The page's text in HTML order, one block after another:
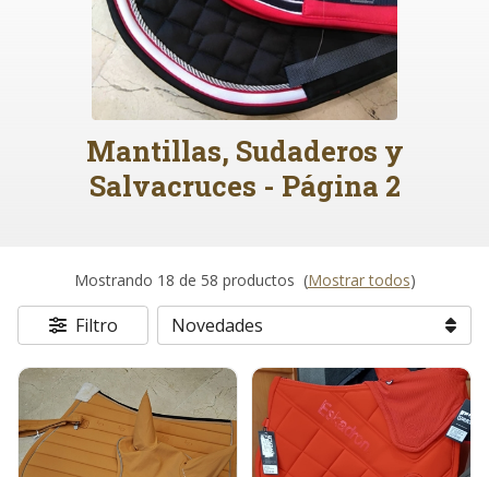
Mantillas, Sudaderos y
Salvacruces - Página 2
Mostrando 18 de 58 productos (Mostrar todos)
Filtro